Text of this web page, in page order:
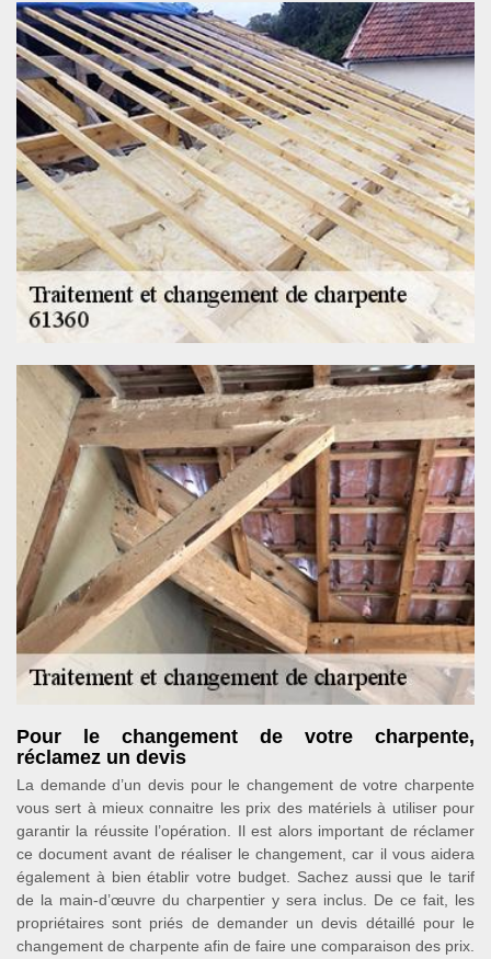
Pour le changement de votre charpente,
réclamez un devis
La demande d’un devis pour le changement de votre charpente
vous sert à mieux connaitre les prix des matériels à utiliser pour
garantir la réussite l’opération. Il est alors important de réclamer
ce document avant de réaliser le changement, car il vous aidera
également à bien établir votre budget. Sachez aussi que le tarif
de la main-d’œuvre du charpentier y sera inclus. De ce fait, les
propriétaires sont priés de demander un devis détaillé pour le
changement de charpente afin de faire une comparaison des prix.